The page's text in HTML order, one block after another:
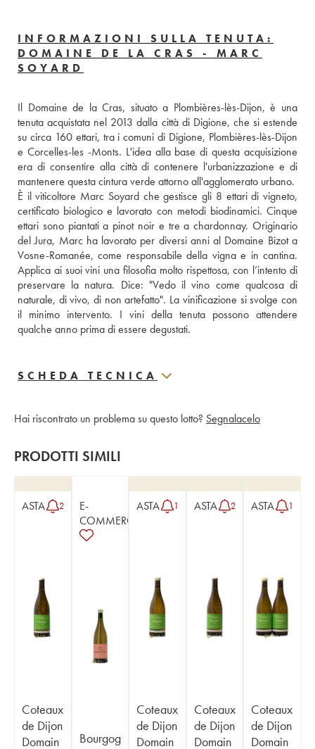
INFORMAZIONI SULLA TENUTA:
DOMAINE DE LA CRAS - MARC
SOYARD
Il Domaine de la Cras, situato a Plombières-lès-Dijon, è una
tenuta acquistata nel 2013 dalla città di Digione, che si estende
su circa 160 ettari, tra i comuni di Digione, Plombières-lès-Dijon
e Corcelles-les -Monts. L'idea alla base di questa acquisizione
era di consentire alla città di contenere l'urbanizzazione e di
mantenere questa cintura verde attorno all'agglomerato urbano.
È il viticoltore Marc Soyard che gestisce gli 8 ettari di vigneto,
certificato biologico e lavorato con metodi biodinamici. Cinque
ettari sono piantati a pinot noir e tre a chardonnay. Originario
del Jura, Marc ha lavorato per diversi anni al Domaine Bizot a
Vosne-Romanée, come responsabile della vigna e in cantina.
Applica ai suoi vini una filosofia molto rispettosa, con l’intento di
preservare la natura. Dice: "Vedo il vino come qualcosa di
naturale, di vivo, di non artefatto". La vinificazione si svolge con
il minimo intervento. I vini della tenuta possono attendere
qualche anno prima di essere degustati.
SCHEDA TECNICA
Hai riscontrato un problema su questo lotto? Segnalacelo
PRODOTTI SIMILI
ASTA 2
Coteaux
de Dijon
Domain
E-
COMMERCE
Bourgog
ASTA 1
Coteaux
de Dijon
Domain
ASTA 2
Coteaux
de Dijon
Domain
ASTA 1
Coteaux
de Dijon
Domain